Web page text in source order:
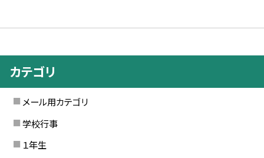
カテゴリ
メール用カテゴリ
学校行事
１年生